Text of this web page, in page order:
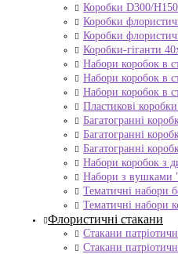
Коробки D300/
Коробки
Коробки
Коробки-гіганти
Набори коробок в
Набори коробок в
Набори коробок в
Пластикові
Багатогранні
Багатогранні
Багатогранні
Набори коробок з
Набори з вушками
Тематичні набори
Тематичні набори
Флористичні стакани
Стакани
Стакани